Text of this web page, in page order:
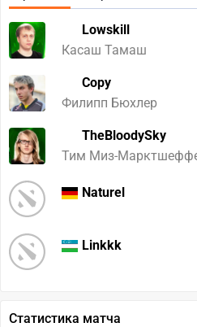
Lowskill
Касаш Тамаш
Copy
Филипп Бюхлер
TheBloodySky
Тим Миз-
Naturel
Linkkk
Статистика матча